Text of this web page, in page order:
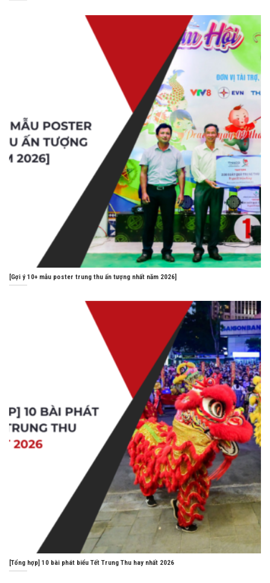
[Gợi ý 10+ mẫu poster trung thu ấn tượng nhất năm 2026]
[Tổng hợp] 10 bài phát biểu Tết Trung Thu hay nhất 2026